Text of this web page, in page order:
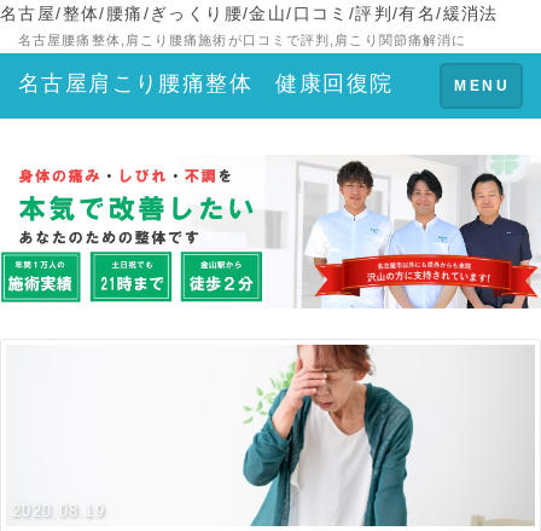
名古屋/整体/腰痛/ぎっくり腰/金山/口コミ/評判/有名/緩消法
名古屋腰痛整体,肩こり腰痛施術が口コミで評判,肩こり関節痛解消に
Toggle
navigation
MENU
名古屋肩こり腰痛整体 健康回復院
2020.08.19